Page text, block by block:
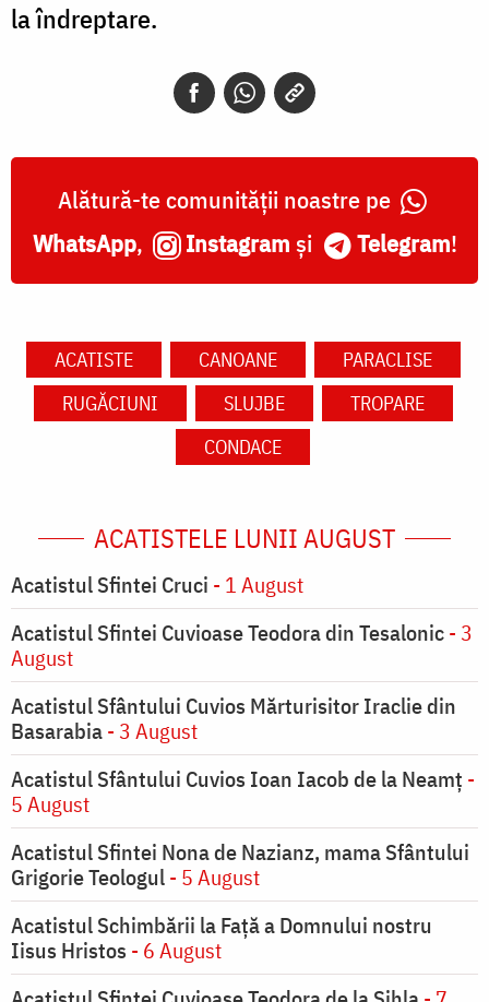
la îndreptare.
Alătură-te comunității noastre pe
WhatsApp, Instagram și Telegram!
ACATISTE CANOANE
PARACLISE
RUGĂCIUNI
SLUJBE
TROPARE
CONDACE
ACATISTELE LUNII AUGUST
Acatistul Sfintei Cruci - 1 August
Acatistul Sfintei Cuvioase Teodora din Tesalonic- 3
August
Acatistul Sfântului Cuvios Mărturisitor Iraclie din
Basarabia- 3 August
Acatistul Sfântului Cuvios Ioan Iacob de la Neamț -
5 August
Acatistul Sfintei Nona de Nazianz, mama Sfântului
Grigorie Teologul- 5 August
Acatistul Schimbării la Faţă a Domnului nostru
Iisus Hristos - 6 August